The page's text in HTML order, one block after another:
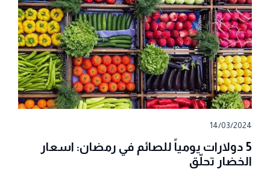
14/03/2024
5 دولارات يومياً للصائم في رمضان: اسعار
الخضار تحلّق